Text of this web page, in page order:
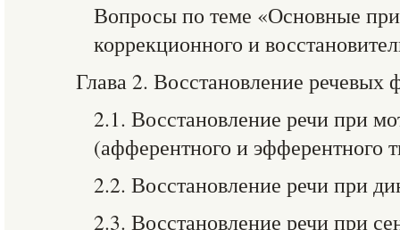
Вопросы по теме «Основные
коррекционного и
Глава 2. Восстановление
2.1. Восстановление речи при
(афферентного и эфферентного
2.2. Восстановление речи при
2.3. Восстановление речи при